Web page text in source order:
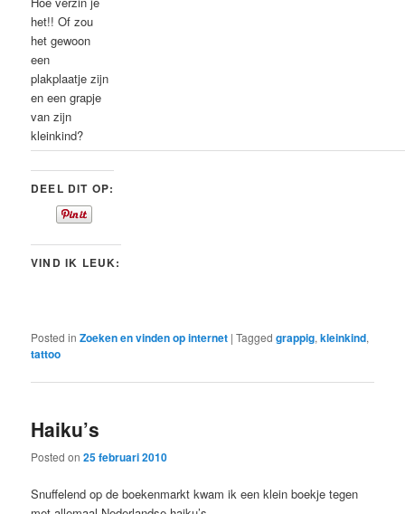
het!! Of zou
het gewoon
een
plakplaatje zijn
en een grapje
van zijn
kleinkind?
DEEL DIT OP:
VIND IK LEUK:
Posted in Zoeken en vinden op internet |Tagged grappig,kleinkind,
tattoo
Haiku’s
Posted on25 februari 2010
Snuffelend op de boekenmarkt kwam ik een klein boekje tegen